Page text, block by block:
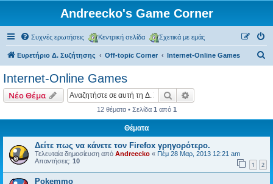
Andreecko's Game Corner
Συχνές ερωτήσεις Κεντρική σελίδα Σχετικά με εμάς
Ευρετήριο Δ. Συζήτησης Off-topic Corner Internet-Online Games
η
Internet-Online Games
Νέο Θέμα Αναζήτηση
12 θέματα • Σελίδα 1 από 1
Θέματα
Δείτε πως να κάνετε τον Firefox γρηγορότερο.
Τελευταία δημοσίευση από Andreecko « Πέμ 28 Μαρ, 2013 12:21 am
Απαντήσεις: 10 1 2
Pokemmo